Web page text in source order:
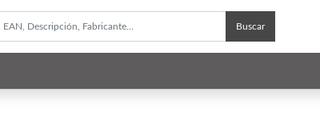
Buscar